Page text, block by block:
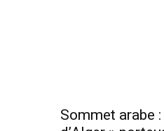
Sommet arabe